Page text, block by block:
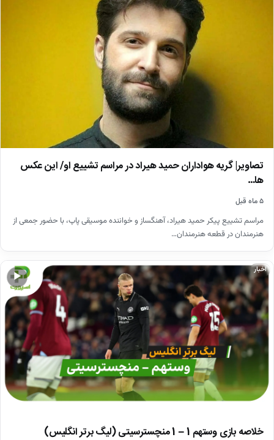
تصاویر| گریه هواداران حمید هیراد در مراسم تشییع او/ این عکس
ها…
۵ ماه قبل
مراسم تشییع پیکر حمید هیراد، آهنگساز و خواننده موسیقی پاپ، با حضور جمعی از
هنرمندان در قطعه هنرمندان…
▶
اخبار
خلاصه بازی وستهم 1 – 1 منچسترسیتی (لیگ برتر انگلیس)